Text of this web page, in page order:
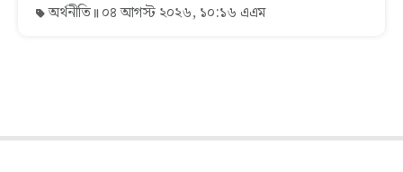
অর্থনীতি ০৪ আগস্ট ২০২৬, ১০:১৬ এএম